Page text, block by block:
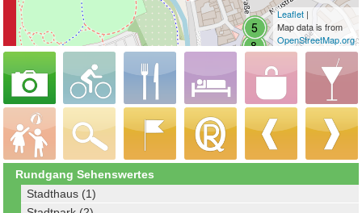
Leaflet|
Map data is from
OpenStreetMap.org
Rundgang Sehenswertes
Stadthaus (1)